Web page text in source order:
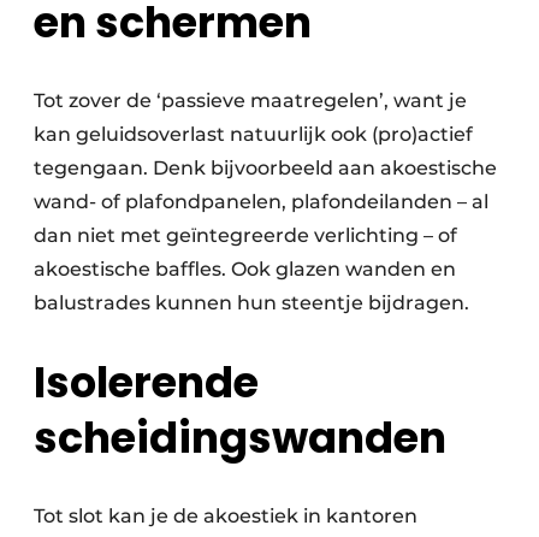
en schermen
Tot zover de ‘passieve maatregelen’, want je
kan geluidsoverlast natuurlijk ook (pro)actief
tegengaan. Denk bijvoorbeeld aan akoestische
wand- of plafondpanelen, plafondeilanden – al
dan niet met geïntegreerde verlichting – of
akoestische baffles. Ook glazen wanden en
balustrades kunnen hun steentje bijdragen.
Isolerende
scheidingswanden
Tot slot kan je de akoestiek in kantoren